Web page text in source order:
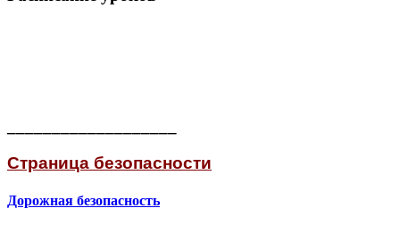
Страница безопасности
Дорожная безопасность